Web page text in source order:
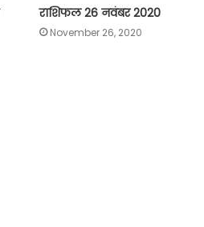
राशिफल 26 नवंबर 2020
November 26, 2020